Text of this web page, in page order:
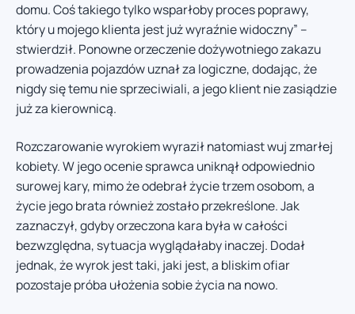
domu. Coś takiego tylko wsparłoby proces poprawy,
który u mojego klienta jest już wyraźnie widoczny” –
stwierdził. Ponowne orzeczenie dożywotniego zakazu
prowadzenia pojazdów uznał za logiczne, dodając, że
nigdy się temu nie sprzeciwiali, a jego klient nie zasiądzie
już za kierownicą.
Rozczarowanie wyrokiem wyraził natomiast wuj zmarłej
kobiety. W jego ocenie sprawca uniknął odpowiednio
surowej kary, mimo że odebrał życie trzem osobom, a
życie jego brata również zostało przekreślone. Jak
zaznaczył, gdyby orzeczona kara była w całości
bezwzględna, sytuacja wyglądałaby inaczej. Dodał
jednak, że wyrok jest taki, jaki jest, a bliskim ofiar
pozostaje próba ułożenia sobie życia na nowo.